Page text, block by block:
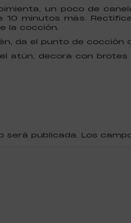
un poco de
10 minutos más.
la cocción.
da el punto de cocción
atún, decora con
publicada. Los